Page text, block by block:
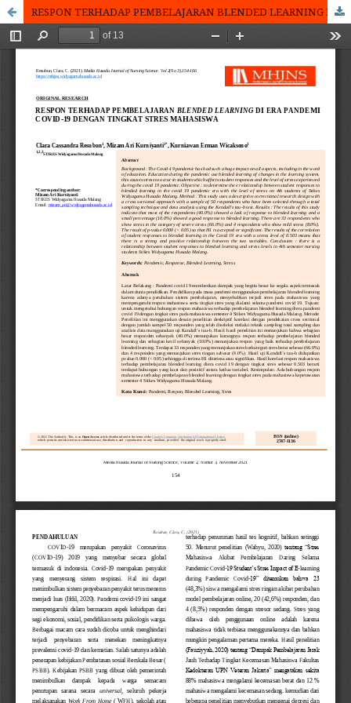
RESPON TERHADAP PEMBELAJARAN BLENDED LEARNING DI ERA PANDEMI COVID 19 DENGAN TINGKAT STRES PADA MAHASISWA